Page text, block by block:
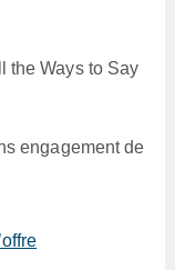
the Ways to Say
engagement de